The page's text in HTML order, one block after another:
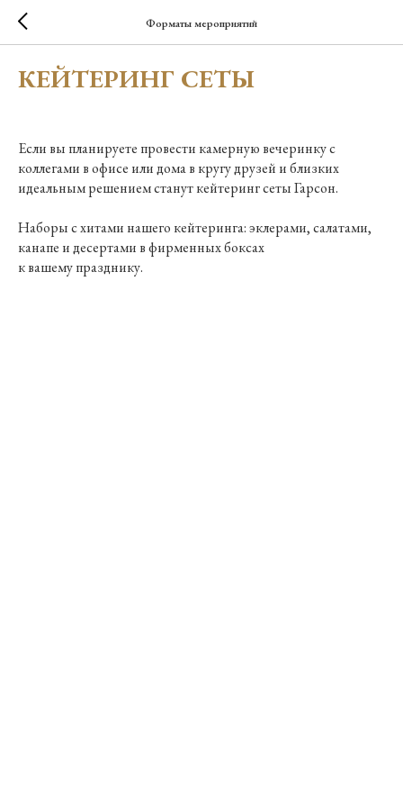
Форматы мероприятий
КЕЙТЕРИНГ СЕТЫ
Если вы планируете провести камерную вечеринку с
коллегами в офисе или дома в кругу друзей и близких
идеальным решением станут кейтеринг сеты Гарсон.
Наборы с хитами нашего кейтеринга: эклерами, салатами,
канапе и десертами в фирменных боксах
к вашему празднику.